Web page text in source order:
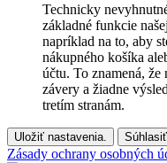
Technicky
základné funkcie
napríklad na to, aby
nákupného košíka
účtu. To znamená,
závery a žiadne
tretím stranám.
Uložiť nastavenia. Súhlasiť
Zásady ochrany osobných